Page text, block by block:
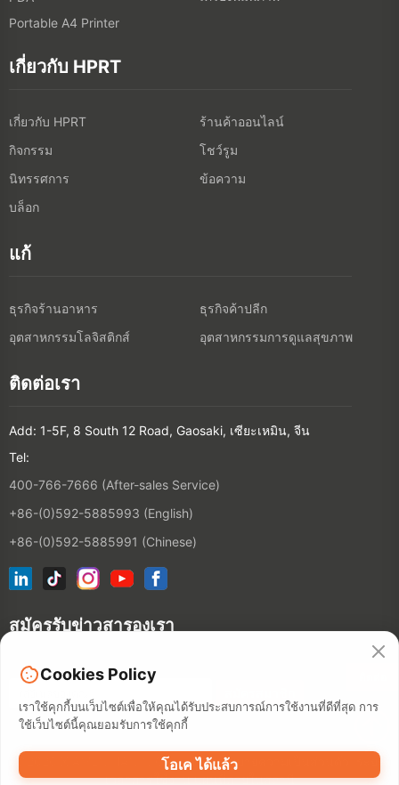
Portable A4 Printer
เกี่ยวกับ HPRT
เกี่ยวกับ HPRT
ร้านค้าออนไลน์
กิจกรรม
โชว์รูม
นิทรรศการ
ข้อความ
บล็อก
แก้
ธุรกิจร้านอาหาร
ธุรกิจค้าปลีก
อุตสาหกรรมโลจิสติกส์
อุตสาหกรรมการดูแลสุขภาพ
ติดต่อเรา
Add: 1-5F, 8 South 12 Road, Gaosaki, เซียะเหมิน, จีน
Tel:
400-766-7666 (After-sales Service)
+86-(0)592-5885993 (English)
+86-(0)592-5885991 (Chinese)
สมัครรับข่าวสารองเรา
©2026 XIAMEN HANIN CO., LTD.นโยบายความเป็นส่วนตัว
ระยะ
เวลาการใช้งาน แผนที่ภายในสถานี
Cookies Policy
เราใช้คุกกี้บนเว็บไซต์เพื่อให้คุณได้รับประสบการณ์การใช้งานที่ดีที่สุด การ
ใช้เว็บไซต์นี้คุณยอมรับการใช้คุกกี้
โอเค ได้แล้ว